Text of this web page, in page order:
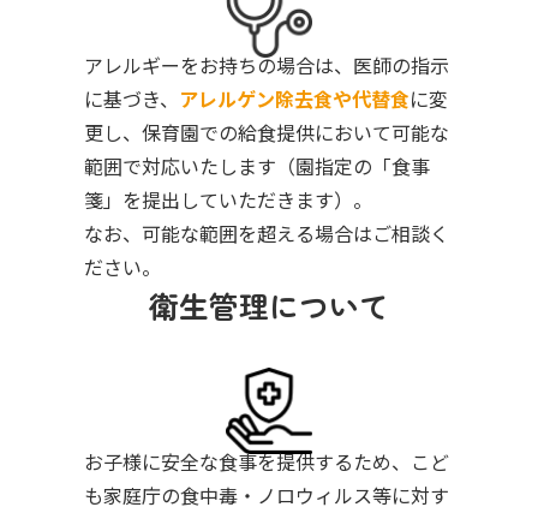
アレルギーをお持ちの場合は、医師の指示
に基づき、 アレルゲン除去食や代替食に変
更し、保育園での給食提供において可能な
範囲で対応いたします（園指定の「食事
箋」を提出していただきます）。
なお、可能な範囲を超える場合はご相談く
ださい。
衛生管理について
お子様に安全な食事を提供するため、こど
も家庭庁の食中毒・ノロウィルス等に対す